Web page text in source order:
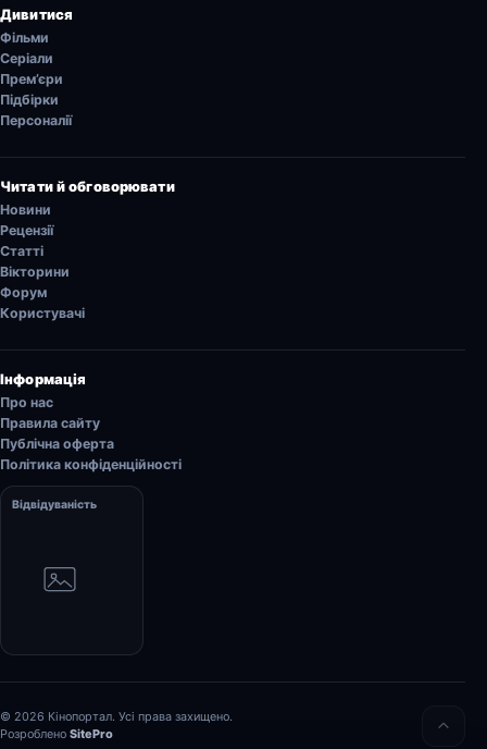
Дивитися
Фільми
Серіали
Прем’єри
Підбірки
Персоналії
Читати й обговорювати
Новини
Рецензії
Статті
Вікторини
Форум
Користувачі
Інформація
Про нас
Правила сайту
Публічна оферта
Політика конфіденційності
Відвідуваність
© 2026 Кінопортал. Усі права захищено.
Розроблено SitePro